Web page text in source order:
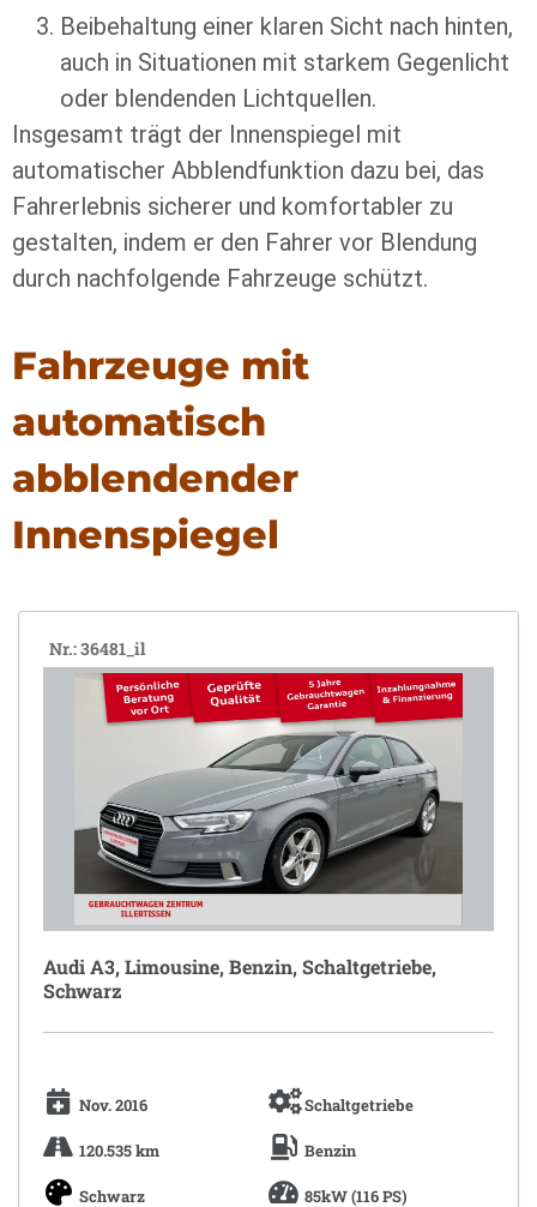
Beibehaltung einer klaren Sicht nach hinten,
auch in Situationen mit starkem Gegenlicht
oder blendenden Lichtquellen.
Insgesamt trägt der Innenspiegel mit
automatischer Abblendfunktion dazu bei, das
Fahrerlebnis sicherer und komfortabler zu
gestalten, indem er den Fahrer vor Blendung
durch nachfolgende Fahrzeuge schützt.
Fahrzeuge mit
automatisch
abblendender
Innenspiegel
Nr.: 36481_il
Audi A3, Limousine, Benzin, Schaltgetriebe,
Schwarz
Nov. 2016 Schaltgetriebe
120.535 km Benzin
Schwarz 85kW (116 PS)